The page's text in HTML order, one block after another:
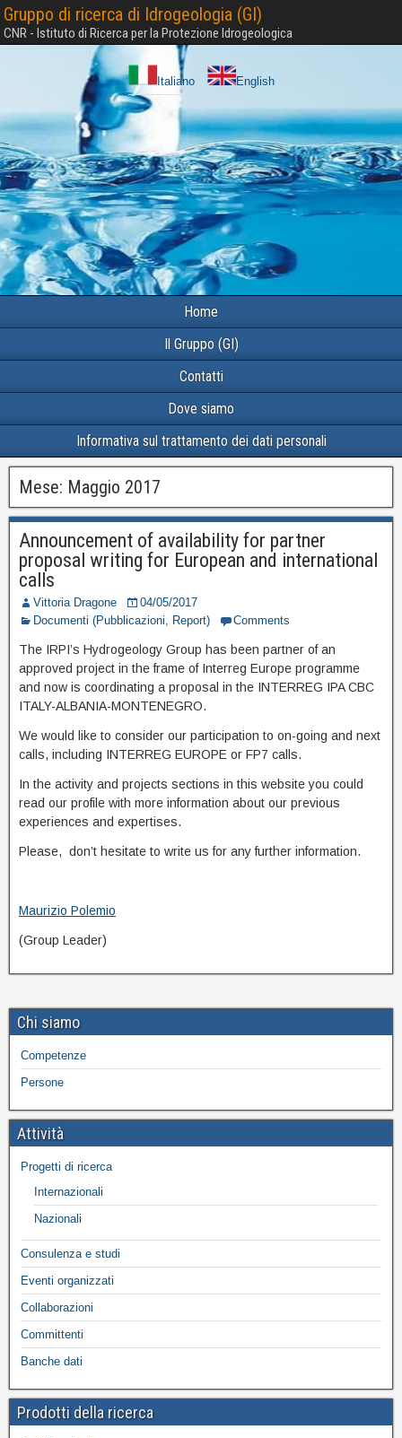
Gruppo di ricerca di Idrogeologia (GI)
CNR - Istituto di Ricerca per la Protezione Idrogeologica
Italiano English
Home
Il Gruppo (GI)
Contatti
Dove siamo
Informativa sul trattamento dei dati personali
Mese: Maggio 2017
Announcement of availability for partner
proposal writing for European and international
calls
Vittoria Dragone
04/05/2017
Documenti (Pubblicazioni, Report)
Comments
The IRPI’s Hydrogeology Group has been partner of an
approved project in the frame of Interreg Europe programme
and now is coordinating a proposal in the INTERREG IPA CBC
ITALY-ALBANIA-MONTENEGRO.
We would like to consider our participation to on-going and next
calls, including INTERREG EUROPE or FP7 calls.
In the activity and projects sections in this website you could
read our profile with more information about our previous
experiences and expertises.
Please, don’t hesitate to write us for any further information.
Maurizio Polemio
(Group Leader)
Chi siamo
Competenze
Persone
Attività
Progetti di ricerca
Internazionali
Nazionali
Consulenza e studi
Eventi organizzati
Collaborazioni
Committenti
Banche dati
Prodotti della ricerca